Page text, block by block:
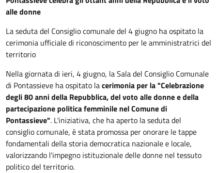
alle donne
La seduta del Consiglio comunale del 4 giugno ha ospitato la
cerimonia ufficiale di riconoscimento per le amministratrici del
territorio
Nella giornata di ieri, 4 giugno, la Sala del Consiglio Comunale
di Pontassieve ha ospitato lacerimonia per la "Celebrazione
degli 80 anni della Repubblica, del voto alle donne e della
partecipazione politica femminile nel Comune di
Pontassieve". L'iniziativa, che ha aperto la seduta del
consiglio comunale, è stata promossa per onorare le tappe
fondamentali della storia democratica nazionale e locale,
valorizzando l'impegno istituzionale delle donne nel tessuto
politico del territorio.